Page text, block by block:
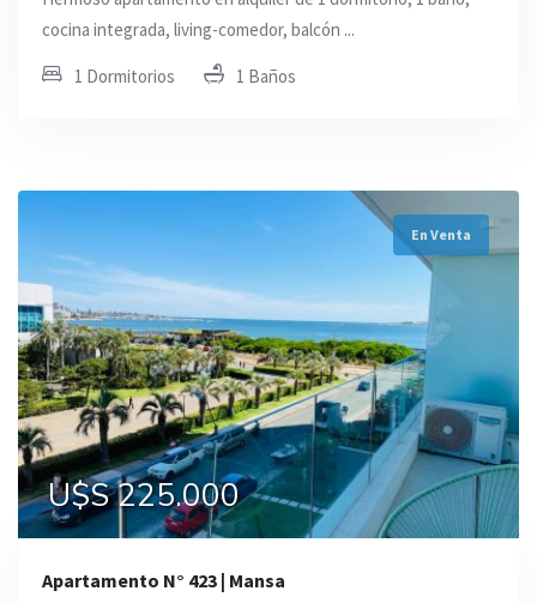
cocina integrada, living-comedor, balcón ...
1 Dormitorios 1 Baños
En Venta
U$S 225.000
Apartamento N° 423 | Mansa